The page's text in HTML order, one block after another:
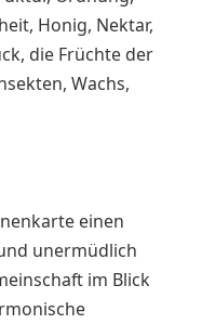
Honig, Nektar,
die Früchte der
Wachs,
einen
unermüdlich
im Blick